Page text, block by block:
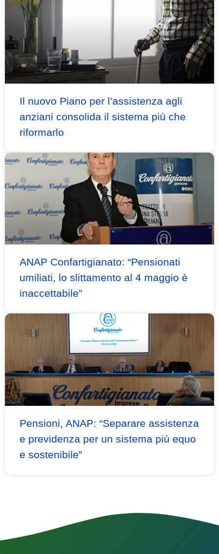
Il nuovo Piano per l’assistenza agli
anziani consolida il sistema più che
riformarlo
ANAP Confartigianato: “Pensionati
umiliati, lo slittamento al 4 maggio è
inaccettabile”
Pensioni, ANAP: “Separare assistenza
e previdenza per un sistema più equo
e sostenibile”